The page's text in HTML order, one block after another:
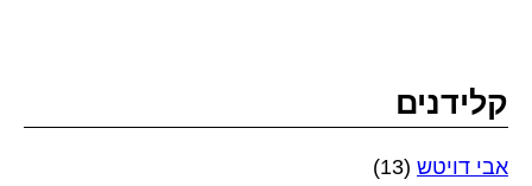
קלידנים
אבי דויטש (13)